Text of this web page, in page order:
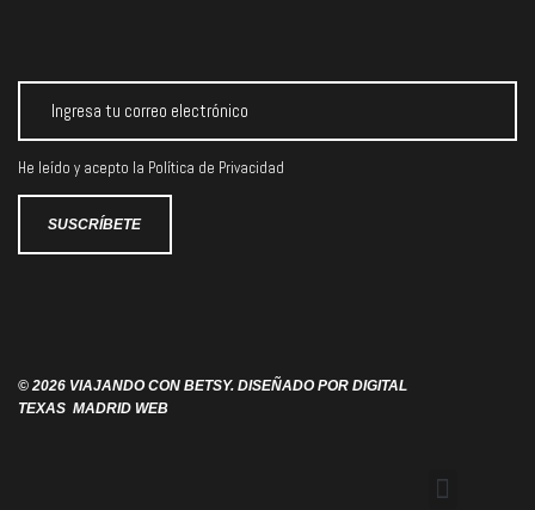
He leído y acepto la Política de Privacidad
© 2026 VIAJANDO CON BETSY. DISEÑADO POR DIGITAL
TEXAS MADRID WEB